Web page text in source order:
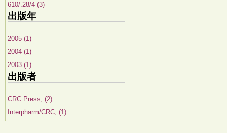
610/.28/4 (3)
出版年
2005 (1)
2004 (1)
2003 (1)
出版者
CRC Press, (2)
Interpharm/CRC, (1)